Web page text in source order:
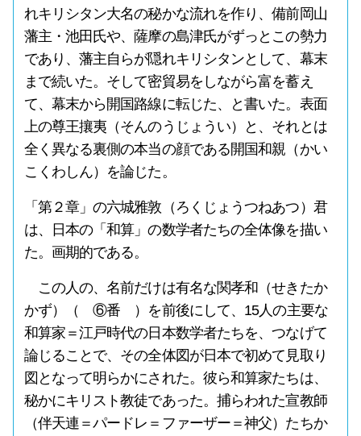
れキリシタン大名の秘かな流れを作り、備前岡山
藩主・池田氏や、薩摩の島津氏がずっとこの勢力
であり、藩主自らが隠れキリシタンとして、幕末
まで続いた。そして密貿易をしながら富を蓄え
て、幕末から開国路線に転じた、と書いた。表面
上の尊王攘夷（そんのうじょうい）と、それとは
全く異なる裏側の本当の顔である開国和親（かい
こくわしん）を論じた。
「第２章」の六城雅敦（ろくじょうつねあつ）君
は、日本の「和算」の数学者たちの全体像を描い
た。画期的である。
この人の、名前だけは有名な関孝和（せきたか
かず）（ ⑥番 ）を前後にして、15人の主要な
和算家＝江戸時代の日本数学者たちを、つなげて
論じることで、その全体図が日本で初めて見取り
図となって明らかにされた。彼ら和算家たちは、
秘かにキリスト教徒であった。捕らわれた宣教師
（伴天連＝パードレ＝ファーザー＝神父）たちか